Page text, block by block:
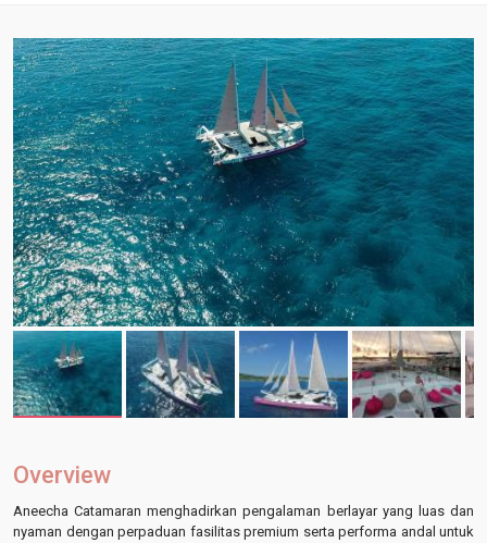
Overview
Aneecha Catamaran menghadirkan pengalaman berlayar yang luas dan
nyaman dengan perpaduan fasilitas premium serta performa andal untuk